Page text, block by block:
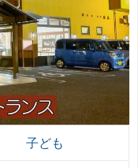
子ども